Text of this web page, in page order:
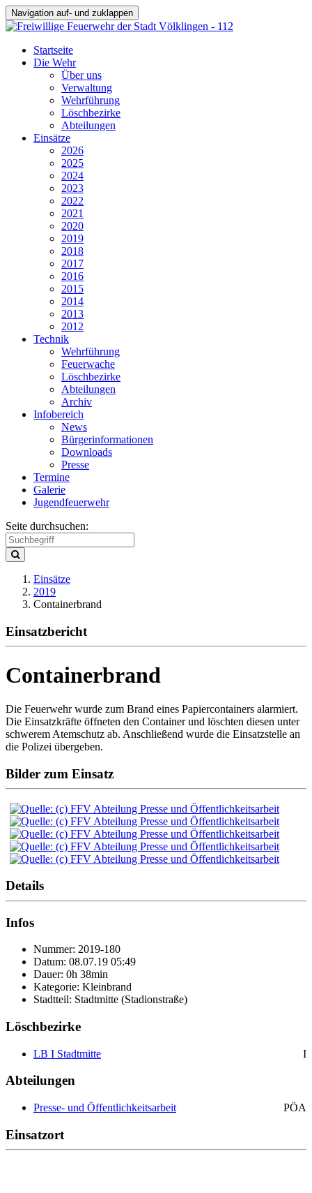
Navigation auf- und zuklappen
Startseite
Die Wehr
Über uns
Verwaltung
Wehrführung
Löschbezirke
Abteilungen
Einsätze
2026
2025
2024
2023
2022
2021
2020
2019
2018
2017
2016
2015
2014
2013
2012
Technik
Wehrführung
Feuerwache
Löschbezirke
Abteilungen
Archiv
Infobereich
News
Bürgerinformationen
Downloads
Presse
Termine
Galerie
Jugendfeuerwehr
Seite durchsuchen:
Einsätze
2019
Containerbrand
Einsatzbericht
Containerbrand
Die Feuerwehr wurde zum Brand eines Papiercontainers alarmiert.
Die Einsatzkräfte öffneten den Container und löschten diesen unter
schwerem Atemschutz ab. Anschließend wurde die Einsatzstelle an
die Polizei übergeben.
Bilder zum Einsatz
Details
Infos
Nummer: 2019-180
Datum: 08.07.19 05:49
Dauer: 0h 38min
Kategorie: Kleinbrand
Stadtteil: Stadtmitte (Stadionstraße)
Löschbezirke
LB I Stadtmitte I
Abteilungen
Presse- und Öffentlichkeitsarbeit PÖA
Einsatzort